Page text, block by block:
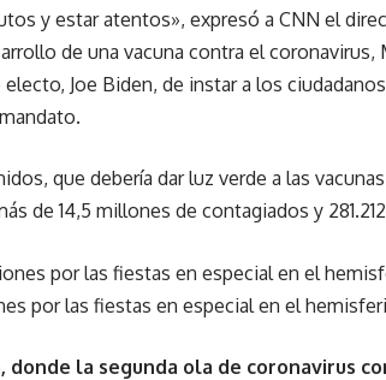
y estar atentos», expresó a CNN el
de una vacuna contra el
Joe Biden, de instar a los
que debería dar luz verde a las
de 14,5 millones de contagiados y
por las fiestas en especial en el
donde la segunda ola de coronavirus